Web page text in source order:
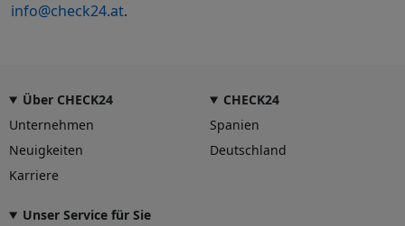
info@check24.at.
Über CHECK24
Unternehmen
Neuigkeiten
Karriere
CHECK24
Spanien
Deutschland
Unser Service für Sie